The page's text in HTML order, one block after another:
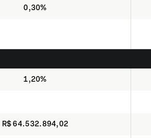
0,30%
1,20%
R$ 64.532.894,02